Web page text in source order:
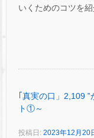
いくためのコツを
｢真実の口」2,109
ト①～
投稿日: 2023年12月20